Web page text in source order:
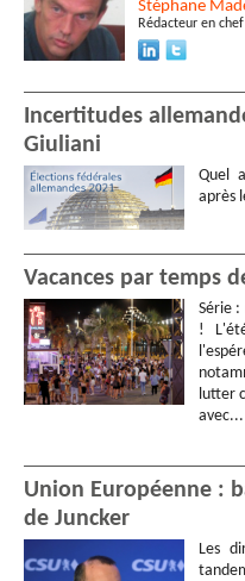
Stéphane
Rédacteur en
Incertitudes
Giuliani
Quel
après
Vacances par temps
Série
!
lutter
avec...
Union Européenne :
de Juncker
Les